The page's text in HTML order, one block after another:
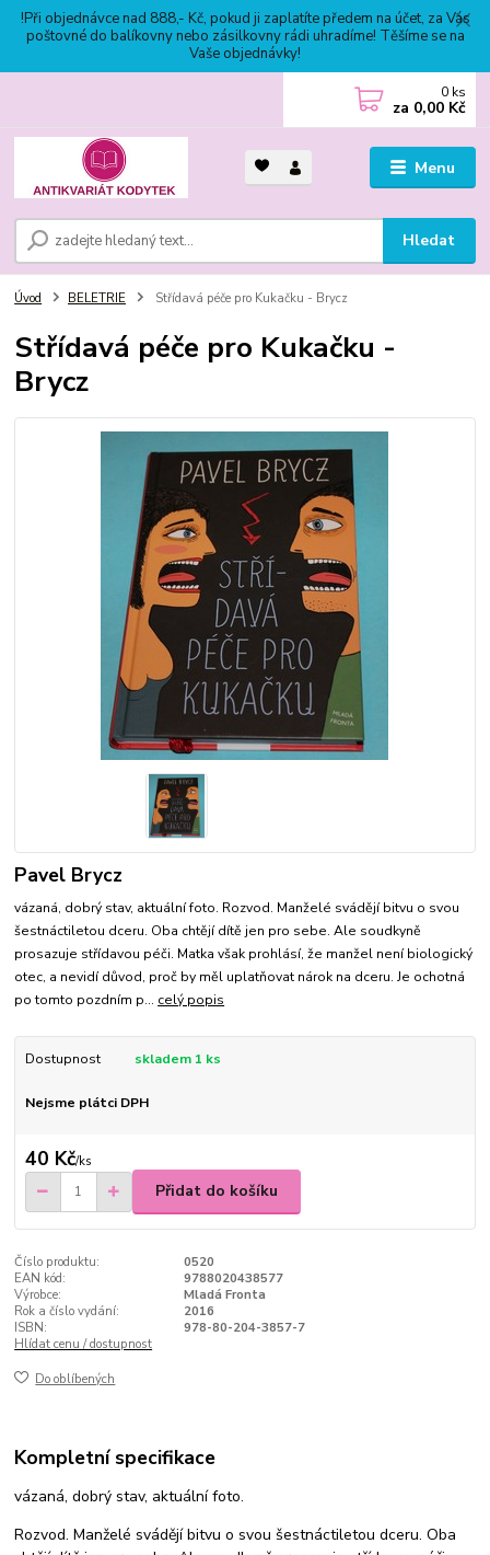
!Při objednávce nad 888,- Kč, pokud ji zaplatíte předem na účet, za Vás
poštovné do balíkovny nebo zásilkovny rádi uhradíme! Těšíme se na
Vaše objednávky!
Menu
Hledat
0 ks
za 0,00 Kč
Úvod BELETRIE Střídavá péče pro Kukačku - Brycz
Střídavá péče pro Kukačku -
Brycz
Pavel Brycz
vázaná, dobrý stav, aktuální foto. Rozvod. Manželé svádějí bitvu o svou
šestnáctiletou dceru. Oba chtějí dítě jen pro sebe. Ale soudkyně
prosazuje střídavou péči. Matka však prohlásí, že manžel není biologický
otec, a nevidí důvod, proč by měl uplatňovat nárok na dceru. Je ochotná
po tomto pozdním p... celý popis
Dostupnost skladem 1 ks
Nejsme plátci DPH
40 Kč/ks
Přidat do košíku
Číslo produktu:
0520
EAN kód:
9788020438577
Výrobce:
Mladá Fronta
Rok a číslo vydání:
2016
ISBN:
978-80-204-3857-7
Hlídat cenu / dostupnost
Do oblíbených
Kompletní specifikace
vázaná, dobrý stav, aktuální foto.
Rozvod. Manželé svádějí bitvu o svou šestnáctiletou dceru. Oba